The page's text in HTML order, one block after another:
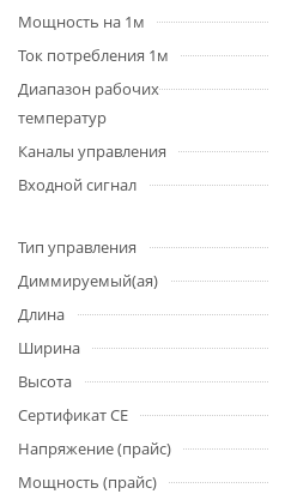
Мощность на 1м
Ток потребления 1м
Диапазон рабочих
температур
Каналы управления
Входной сигнал
Тип управления
Диммируемый(ая)
Длина
Ширина
Высота
Сертификат CE
Напряжение (прайс)
Мощность (прайс)